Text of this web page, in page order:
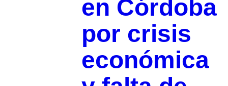
en Córdoba
por crisis
económica